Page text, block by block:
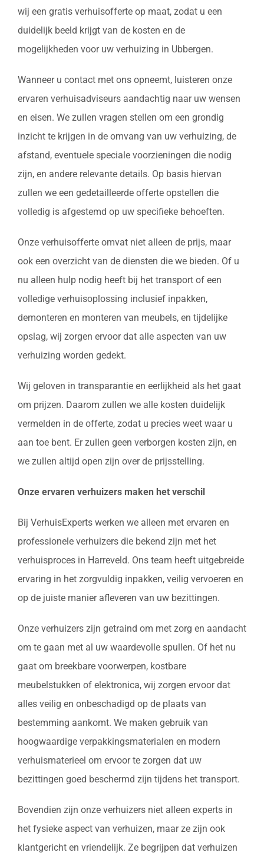
wij een gratis verhuisofferte op maat, zodat u een
duidelijk beeld krijgt van de kosten en de
mogelijkheden voor uw verhuizing in Ubbergen.
Wanneer u contact met ons opneemt, luisteren onze
ervaren verhuisadviseurs aandachtig naar uw wensen
en eisen. We zullen vragen stellen om een grondig
inzicht te krijgen in de omvang van uw verhuizing, de
afstand, eventuele speciale voorzieningen die nodig
zijn, en andere relevante details. Op basis hiervan
zullen we een gedetailleerde offerte opstellen die
volledig is afgestemd op uw specifieke behoeften.
Onze verhuisofferte omvat niet alleen de prijs, maar
ook een overzicht van de diensten die we bieden. Of u
nu alleen hulp nodig heeft bij het transport of een
volledige verhuisoplossing inclusief inpakken,
demonteren en monteren van meubels, en tijdelijke
opslag, wij zorgen ervoor dat alle aspecten van uw
verhuizing worden gedekt.
Wij geloven in transparantie en eerlijkheid als het gaat
om prijzen. Daarom zullen we alle kosten duidelijk
vermelden in de offerte, zodat u precies weet waar u
aan toe bent. Er zullen geen verborgen kosten zijn, en
we zullen altijd open zijn over de prijsstelling.
Onze ervaren verhuizers maken het verschil
Bij VerhuisExperts werken we alleen met ervaren en
professionele verhuizers die bekend zijn met het
verhuisproces in Harreveld. Ons team heeft uitgebreide
ervaring in het zorgvuldig inpakken, veilig vervoeren en
op de juiste manier afleveren van uw bezittingen.
Onze verhuizers zijn getraind om met zorg en aandacht
om te gaan met al uw waardevolle spullen. Of het nu
gaat om breekbare voorwerpen, kostbare
meubelstukken of elektronica, wij zorgen ervoor dat
alles veilig en onbeschadigd op de plaats van
bestemming aankomt. We maken gebruik van
hoogwaardige verpakkingsmaterialen en modern
verhuismaterieel om ervoor te zorgen dat uw
bezittingen goed beschermd zijn tijdens het transport.
Bovendien zijn onze verhuizers niet alleen experts in
het fysieke aspect van verhuizen, maar ze zijn ook
klantgericht en vriendelijk. Ze begrijpen dat verhuizen